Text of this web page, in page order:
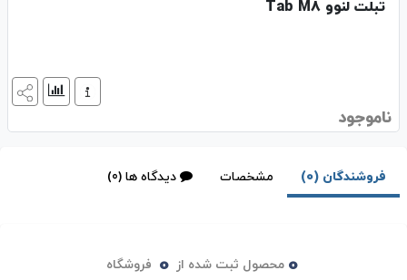
تبلت لنوو Tab M8
ناموجود
فروشندگان (0) مشخصات دیدگاه ها (0)
0 محصول ثبت شده از 0 فروشگاه